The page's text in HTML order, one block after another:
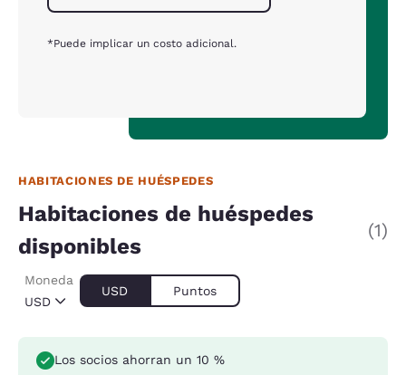
*Puede implicar un costo adicional.
HABITACIONES DE HUÉSPEDES
Habitaciones de huéspedes
disponibles
(1)
USD
Moneda
USD Puntos
Los socios ahorran un 10 %